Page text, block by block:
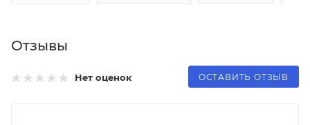
Отзывы
Нет оценок ОСТАВИТЬ ОТЗЫВ